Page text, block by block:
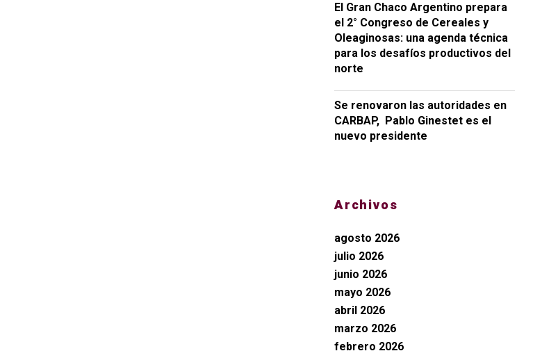
El Gran Chaco Argentino prepara
el 2° Congreso de Cereales y
Oleaginosas: una agenda técnica
para los desafíos productivos del
norte
Se renovaron las autoridades en
CARBAP, Pablo Ginestet es el
nuevo presidente
Archivos
agosto 2026
julio 2026
junio 2026
mayo 2026
abril 2026
marzo 2026
febrero 2026